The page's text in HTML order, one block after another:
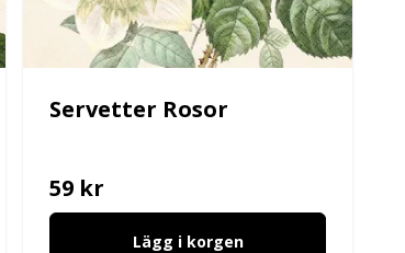
Servetter Rosor
59 kr
Lägg i korgen